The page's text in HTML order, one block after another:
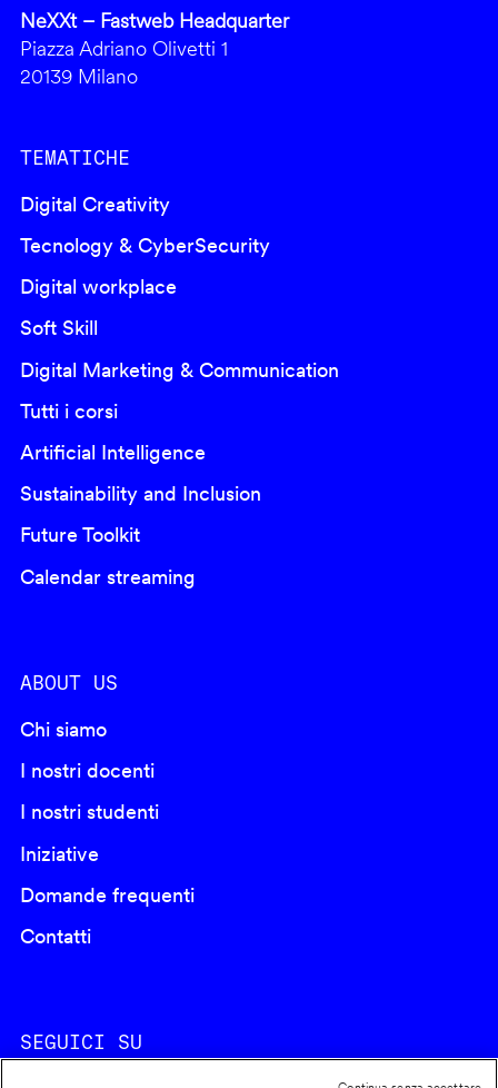
NeXXt – Fastweb Headquarter
Piazza Adriano Olivetti 1
20139 Milano
TEMATICHE
Digital Creativity
Tecnology & CyberSecurity
Digital workplace
Soft Skill
Digital Marketing & Communication
Tutti i corsi
Artificial Intelligence
Sustainability and Inclusion
Future Toolkit
Calendar streaming
ABOUT US
Chi siamo
I nostri docenti
I nostri studenti
Iniziative
Domande frequenti
Contatti
SEGUICI SU